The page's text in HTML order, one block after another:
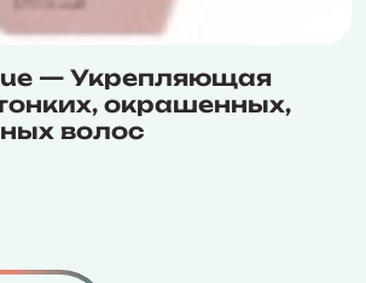
— Укрепляющая
окрашенных,
волос